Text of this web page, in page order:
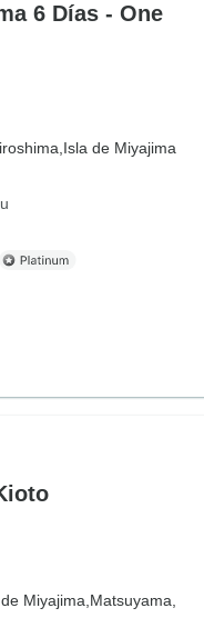
6 Días - One
Isla de Miyajima
Miyajima, Matsuyama,